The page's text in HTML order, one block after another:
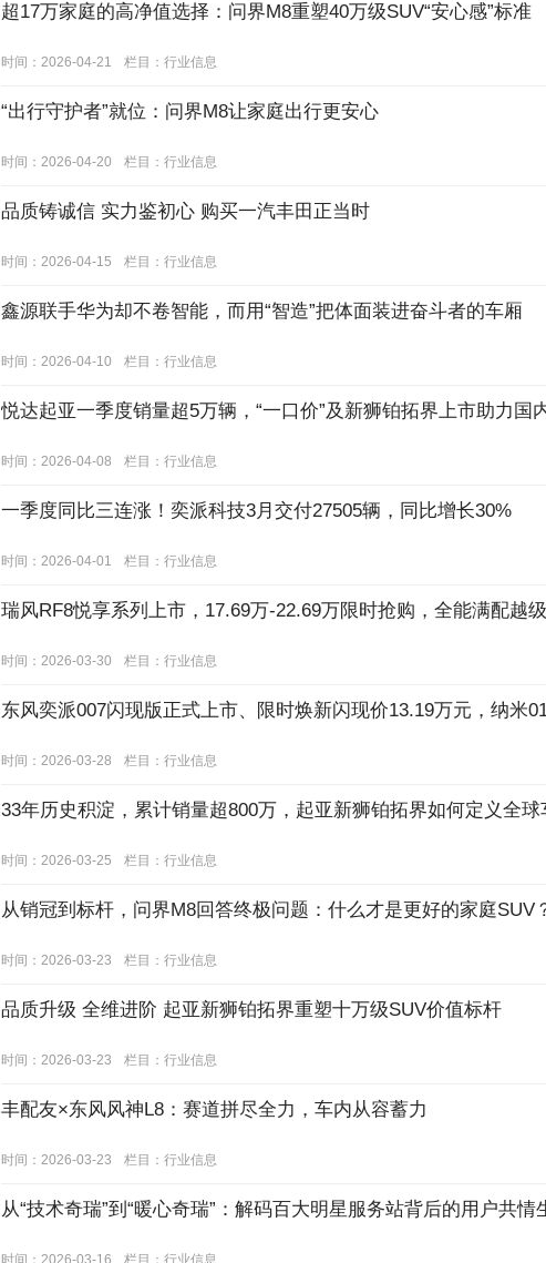
超17万家庭的高净值选择：问界M8重塑40万级SUV“安心感”标准
时间：2026-04-21 栏目： 行业信息
“出行守护者”就位：问界M8让家庭出行更安心
时间：2026-04-20 栏目： 行业信息
品质铸诚信 实力鉴初心 购买一汽丰田正当时
时间：2026-04-15 栏目： 行业信息
鑫源联手华为却不卷智能，而用“智造”把体面装进奋斗者的车厢
时间：2026-04-10 栏目： 行业信息
悦达起亚一季度销量超5万辆，“一口价”及新狮铂拓界上市助力国
时间：2026-04-08 栏目： 行业信息
一季度同比三连涨！奕派科技3月交付27505辆，同比增长30%
时间：2026-04-01 栏目： 行业信息
瑞风RF8悦享系列上市，17.69万-22.69万限时抢购，全能满配越级
时间：2026-03-30 栏目： 行业信息
东风奕派007闪现版正式上市、限时焕新闪现价13.19万元，纳米
时间：2026-03-28 栏目： 行业信息
33年历史积淀，累计销量超800万，起亚新狮铂拓界如何定义全球
时间：2026-03-25 栏目： 行业信息
从销冠到标杆，问界M8回答终极问题：什么才是更好的家庭SUV
时间：2026-03-23 栏目： 行业信息
品质升级 全维进阶 起亚新狮铂拓界重塑十万级SUV价值标杆
时间：2026-03-23 栏目： 行业信息
丰配友×东风风神L8：赛道拼尽全力，车内从容蓄力
时间：2026-03-23 栏目： 行业信息
从“技术奇瑞”到“暖心奇瑞”：解码百大明星服务站背后的用户共情
时间：2026-03-16 栏目： 行业信息